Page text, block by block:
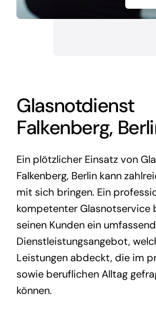
Glasnotdienst
Falkenberg,
Ein plötzlicher Einsatz von
Falkenberg, Berlin kann
mit sich bringen. Ein
kompetenter Glasnotservice
seinen Kunden ein
Dienstleistungsangebot,
Leistungen abdeckt, die im
sowie beruflichen Alltag
können.